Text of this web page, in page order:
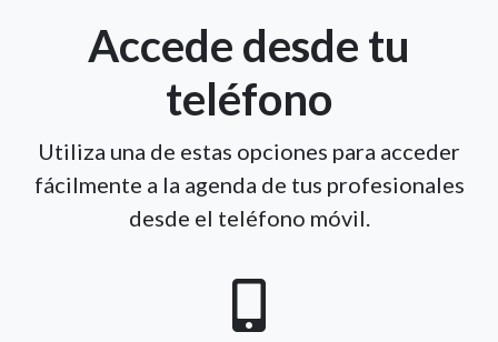
Accede desde tu
teléfono
Utiliza una de estas opciones para acceder
fácilmente a la agenda de tus profesionales
desde el teléfono móvil.